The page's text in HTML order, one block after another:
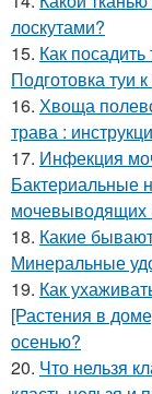
лоскутами?
15. Как
Подготовка туи
16. Хвоща
трава :
17. Инфекция
Бактериальные
мочевыводящих
18. Какие
Минеральные
19. Как
[Растения в
осенью?
20. Что нельзя